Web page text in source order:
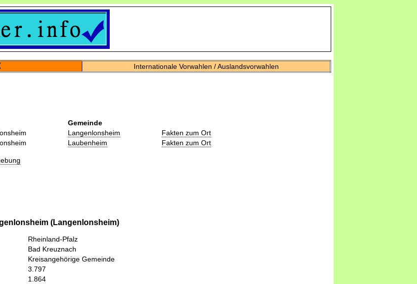
Internationale Vorwahlen / Auslandsvorwahlen
Gemeinde
Langenlonsheim
Fakten zum Ort
Laubenheim Fakten zum Ort
(Langenlonsheim)
Rheinland-Pfalz
Bad Kreuznach
Kreisangehörige Gemeinde
3.797
1.864